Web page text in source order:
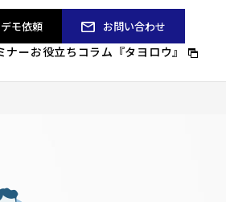
ナーお役立ちコラム『タヨロウ』
デモ依頼 お問い合わせ